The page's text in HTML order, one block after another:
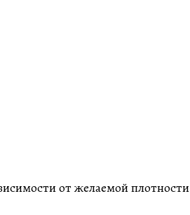
от желаемой плотности